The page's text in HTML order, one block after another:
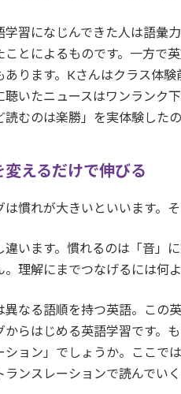
学習になじんできた人は語彙
ことによるものです。一方で
あります。Kさんはクラス体
聴いたニュースはワンランク
読むのは楽勝」を実体験したの
変えるだけで伸びる
は慣れが大きいといいます。
違います。慣れるのは「音」
。理解にまでつなげるには何
異なる語順を持つ英語。この
からはじめる英語学習です。
ション」でしょうか。ここで
ランスレーションで読んでいく